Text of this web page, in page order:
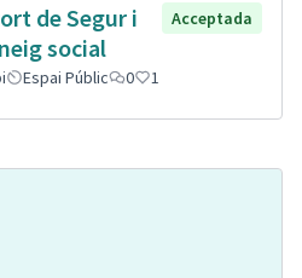
de Segur i
social
Acceptada
Espai Públic 0 1